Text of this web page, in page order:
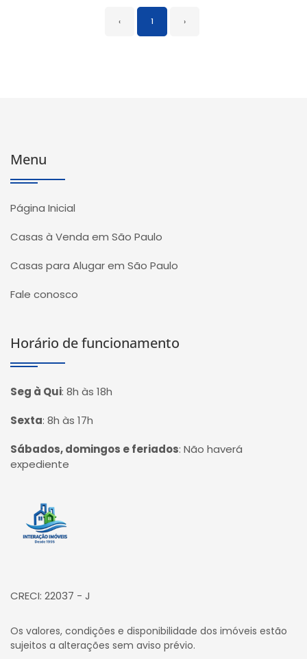
‹ 1 ›
Menu
Página Inicial
Casas à Venda em São Paulo
Casas para Alugar em São Paulo
Fale conosco
Horário de funcionamento
Seg à Qui: 8h às 18h
Sexta: 8h às 17h
Sábados, domingos e feriados: Não haverá
expediente
Página inicial
CRECI: 22037 - J
Os valores, condições e disponibilidade dos imóveis estão
sujeitos a alterações sem aviso prévio.